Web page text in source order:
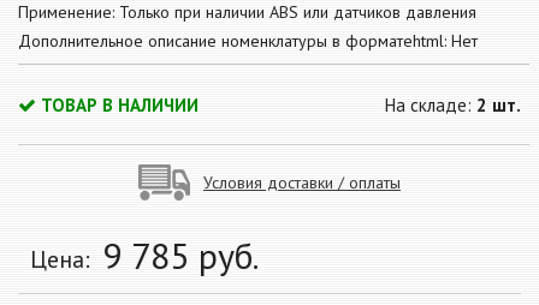
Применение: Только при наличии ABS или датчиков давления
Дополнительное описание номенклатуры в форматеhtml: Нет
ТОВАР В НАЛИЧИИ На складе: 2 шт.
Условия доставки / оплаты
Цена: 9 785 руб.